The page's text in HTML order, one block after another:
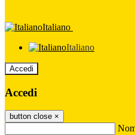
Italiano
Italiano
Accedi
Accedi
button close ×